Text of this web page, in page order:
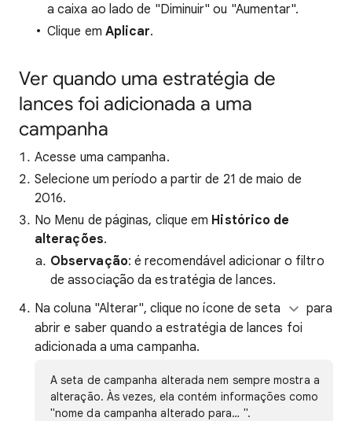
a caixa ao lado de "Diminuir" ou "Aumentar".
Clique em Aplicar.
Ver quando uma estratégia de
lances foi adicionada a uma
campanha
Acesse uma campanha.
Selecione um período a partir de 21 de maio de
2016.
No Menu de páginas, clique em Histórico de
alterações.
Observação: é recomendável adicionar o filtro
de associação da estratégia de lances.
Na coluna "Alterar", clique no ícone de seta
para
abrir e saber quando a estratégia de lances foi
adicionada a uma campanha.
A seta de campanha alterada nem sempre mostra a
alteração. Às vezes, ela contém informações como
"nome da campanha alterado para… ".